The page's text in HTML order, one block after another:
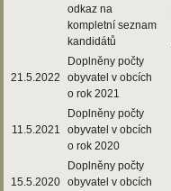
odkaz na
kompletní seznam
kandidátů
21.5.2022
Doplněny počty
obyvatel v obcích
o rok 2021
11.5.2021
Doplněny počty
obyvatel v obcích
o rok 2020
15.5.2020
Doplněny počty
obyvatel v obcích